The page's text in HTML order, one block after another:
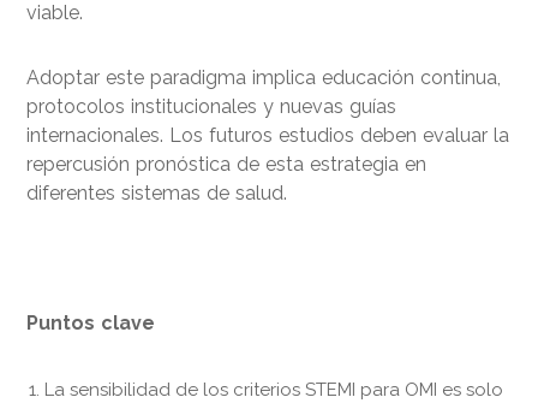
viable.
Adoptar este paradigma implica educación continua,
protocolos institucionales y nuevas guías
internacionales. Los futuros estudios deben evaluar la
repercusión pronóstica de esta estrategia en
diferentes sistemas de salud.
Puntos clave
La sensibilidad de los criterios STEMI para OMI es solo